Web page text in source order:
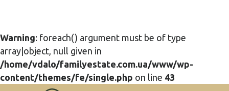
Warning: foreach() argument must be of type
array|object, null given in
/home/vdalo/familyestate.com.ua/www/wp-
content/themes/fe/single.php on line 43